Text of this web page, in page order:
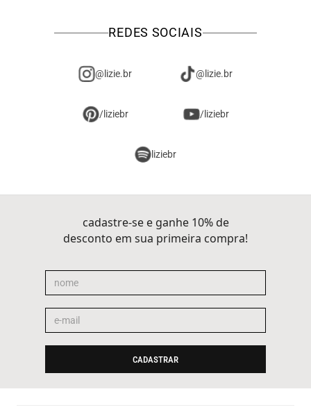
REDES SOCIAIS
@lizie.br @lizie.br
/liziebr /liziebr
liziebr
cadastre-se e ganhe 10% de
desconto em sua primeira compra!
CADASTRAR